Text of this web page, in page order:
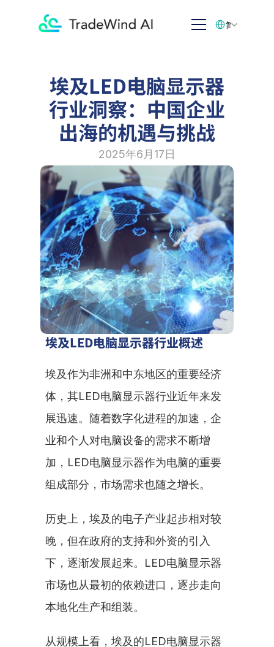
埃及LED电脑显示器
行业洞察：中国企业
出海的机遇与挑战
2025年6月17日
埃及LED电脑显示器行业概述
埃及作为非洲和中东地区的重要经济
体，其LED电脑显示器行业近年来发
展迅速。随着数字化进程的加速，企
业和个人对电脑设备的需求不断增
加，LED电脑显示器作为电脑的重要
组成部分，市场需求也随之增长。
历史上，埃及的电子产业起步相对较
晚，但在政府的支持和外资的引入
下，逐渐发展起来。LED电脑显示器
市场也从最初的依赖进口，逐步走向
本地化生产和组装。
从规模上看，埃及的LED电脑显示器
简体中文